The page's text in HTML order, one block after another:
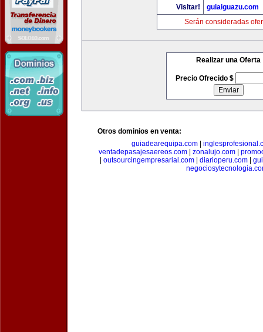
Visitar!
guiaiguazu.com
Serán consideradas
Realizar una Oferta
Precio Ofrecido $
Otros dominios en venta:
guiadearequipa.com|
ventadepasajesaereos.com
zonalujo.com
outsourcingempresarial.com| diarioperu.com|